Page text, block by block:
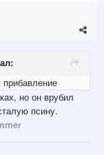
но он врубил
псину.